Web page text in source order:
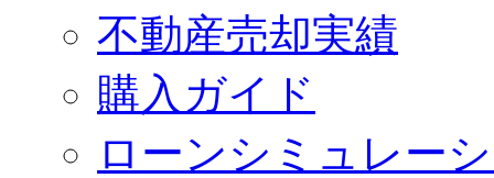
不動産売却実績
購入ガイド
ローンシミュレー